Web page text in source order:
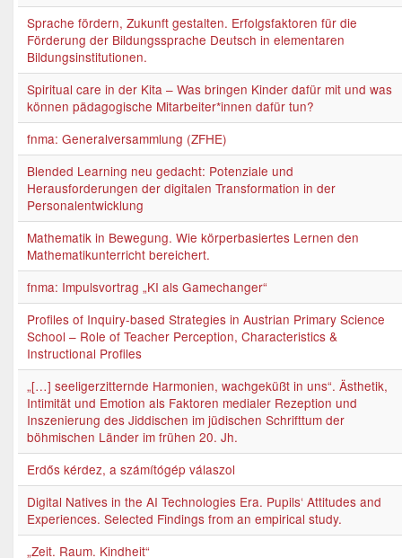
Sprache fördern, Zukunft gestalten. Erfolgsfaktoren für die
Förderung der Bildungssprache Deutsch in elementaren
Bildungsinstitutionen.
Spiritual care in der Kita – Was bringen Kinder dafür mit und was
können pädagogische Mitarbeiter*innen dafür tun?
fnma: Generalversammlung (ZFHE)
Blended Learning neu gedacht: Potenziale und
Herausforderungen der digitalen Transformation in der
Personalentwicklung
Mathematik in Bewegung. Wie körperbasiertes Lernen den
Mathematikunterricht bereichert.
fnma: Impulsvortrag „KI als Gamechanger“
Profiles of Inquiry-based Strategies in Austrian Primary Science
School – Role of Teacher Perception, Characteristics &
Instructional Profiles
„[…] seeligerzitternde Harmonien, wachgeküßt in uns“. Ästhetik,
Intimität und Emotion als Faktoren medialer Rezeption und
Inszenierung des Jiddischen im jüdischen Schrifttum der
böhmischen Länder im frühen 20. Jh.
Erdős kérdez, a számítógép válaszol
Digital Natives in the AI Technologies Era. Pupils‘ Attitudes and
Experiences. Selected Findings from an empirical study.
„Zeit. Raum. Kindheit“